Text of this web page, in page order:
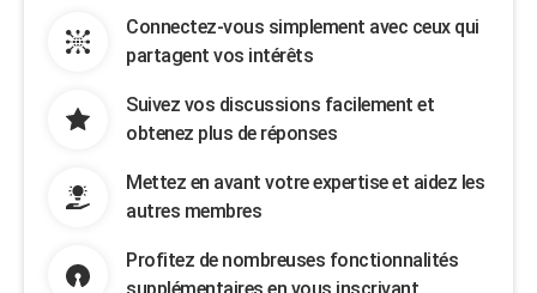
Connectez-vous simplement avec ceux qui
partagent vos intérêts
Suivez vos discussions facilement et
obtenez plus de réponses
Mettez en avant votre expertise et aidez les
autres membres
Profitez de nombreuses fonctionnalités